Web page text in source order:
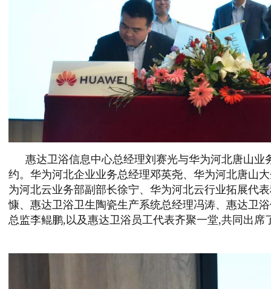
惠达卫浴信息中心总经理刘赛光与华为河北唐山业
约。华为河北企业业务总经理邓英尧、华为河北唐山
为河北云业务部副部长徐宁、华为河北云行业拓展代
慷、惠达卫浴卫生陶瓷生产系统总经理冯涛、惠达卫
总监李鲲鹏,以及惠达卫浴员工代表齐聚一堂,共同出席